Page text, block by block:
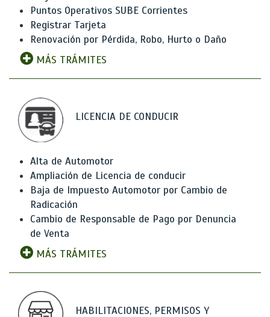
Puntos Operativos SUBE Corrientes
Registrar Tarjeta
Renovación por Pérdida, Robo, Hurto o Daño
MÁS TRÁMITES
LICENCIA DE CONDUCIR
Alta de Automotor
Ampliación de Licencia de conducir
Baja de Impuesto Automotor por Cambio de
Radicación
Cambio de Responsable de Pago por Denuncia
de Venta
MÁS TRÁMITES
HABILITACIONES, PERMISOS Y